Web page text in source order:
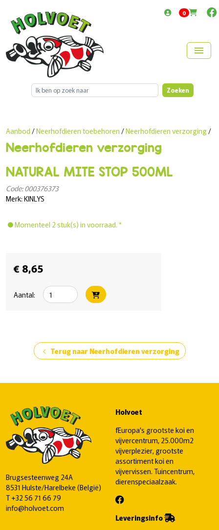
0items in cart
menu
Zoeken
Neerhofdieren verzorging
Aanbod /Neerhofdieren toebehoren /Neerhofdieren verzorging /
NATURAL MITE STOP 500ML
Code: 000376373
Merk: KINLYS
Momenteel 2 stuk(s) in voorraad. *
€ 8,65
Aantal:
chevron_left Terug naar Neerhofdieren verzorging
Brugsesteenweg 24A
8531 Hulste/Harelbeke (België)
T+32 56 71 66 79
info@holvoet.com
Holvoet
fEuropa's grootste koi en
vijvercentrum, 25.000m2
vijverplezier, grootste
assortiment koi en
vijvervissen. Tuincentrum,
dierenspeciaalzaak.
Leveringsinfo